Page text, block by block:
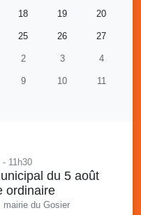
18 19 20
25 26 27
2 3 4
9 10 11
- 11h30
du 5 août
ordinaire
du Gosier